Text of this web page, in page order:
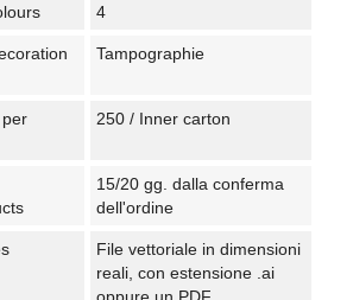
4
Tampographie
250 / Inner carton
15/20 gg. dalla conferma
dell'ordine
File vettoriale in dimensioni
reali, con estensione .ai